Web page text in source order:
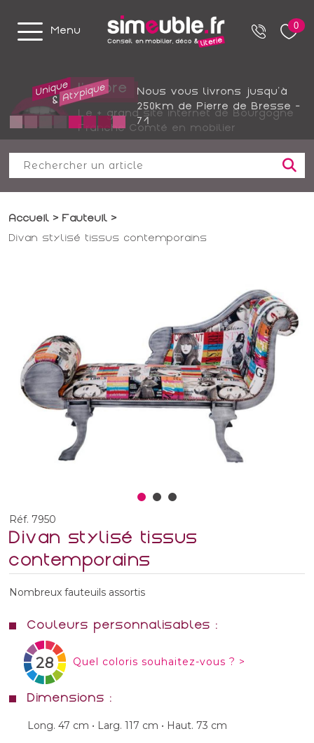
Menu 0
Le + grand site internet de Bourgogne
Franche Comté en mobilier
Nous vous livrons jusqu'à
250km de Pierre de Bresse -
71
Accueil
Fauteuil
Divan stylisé tissus contemporains
Réf. 7950
Divan stylisé tissus
contemporains
Nombreux fauteuils assortis
Couleurs personnalisables :
28 Quel coloris souhaitez-vous ? >
Dimensions :
Long. 47 cm • Larg. 117 cm • Haut. 73 cm